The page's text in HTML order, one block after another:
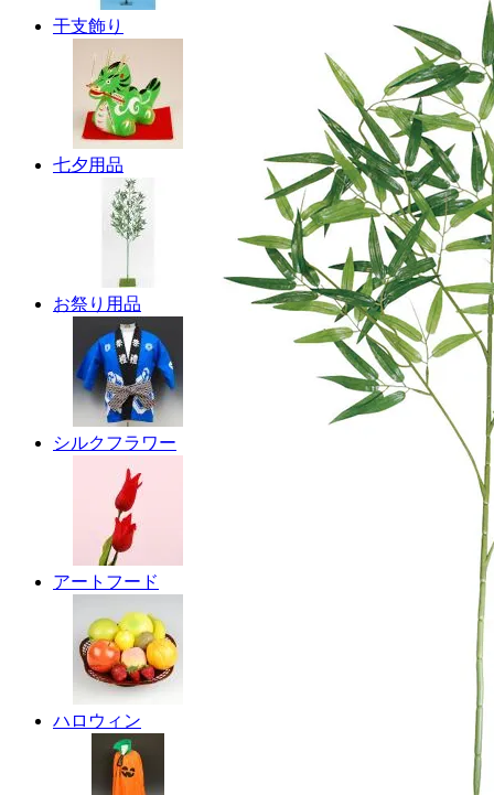
干支飾り
七夕用品
お祭り用品
シルクフラワー
アートフード
ハロウィン